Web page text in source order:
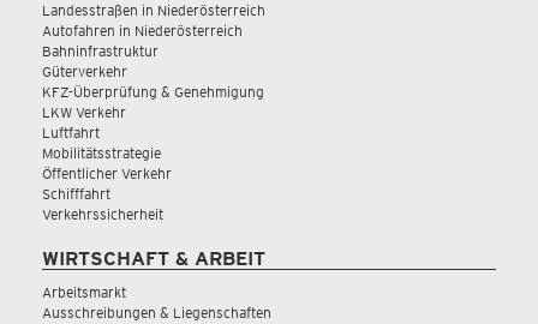
Landesstraßen in Niederösterreich
Autofahren in Niederösterreich
Bahninfrastruktur
Güterverkehr
KFZ-Überprüfung & Genehmigung
LKW Verkehr
Luftfahrt
Mobilitätsstrategie
Öffentlicher Verkehr
Schifffahrt
Verkehrssicherheit
WIRTSCHAFT & ARBEIT
Arbeitsmarkt
Ausschreibungen & Liegenschaften